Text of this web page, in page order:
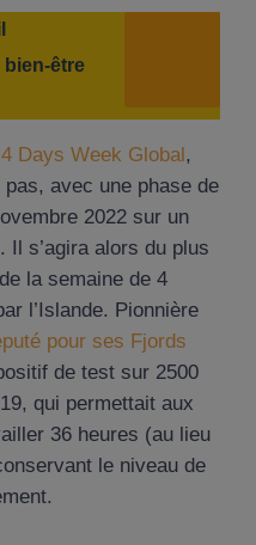
être
4 Days Week Global ,
pas, avec une phase de
2022 sur un
Il s’agira alors du plus
la semaine de 4
l’Islande. Pionnière
pour ses Fjords
de test sur 2500
qui permettait aux
36 heures (au lieu
le niveau de